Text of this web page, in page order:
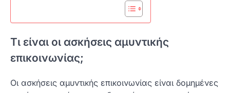
Τι είναι οι ασκήσεις αμυντικής
επικοινωνίας;
Οι ασκήσεις αμυντικής επικοινωνίας είναι δομημένες